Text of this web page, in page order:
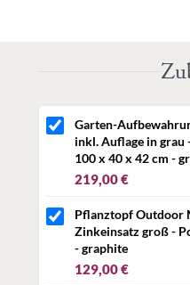
Herstellerinformationen:
Herbert-Ludwig-Str. 2
28832 Achim
Deutschland
info@whirlpool-living.de
verantwortliche Person:
Whirlpool & Living GmbH
Herbert-Ludwig-Str. 2
28832 Achim
Deutschland
info@whirlpool-living.de
Garten-
inkl. Auflage in grau
100 x 40 x 42 cm -
219,00 €
Pflanztopf Outdoor
Zinkeinsatz groß -
- graphite
129,00 €